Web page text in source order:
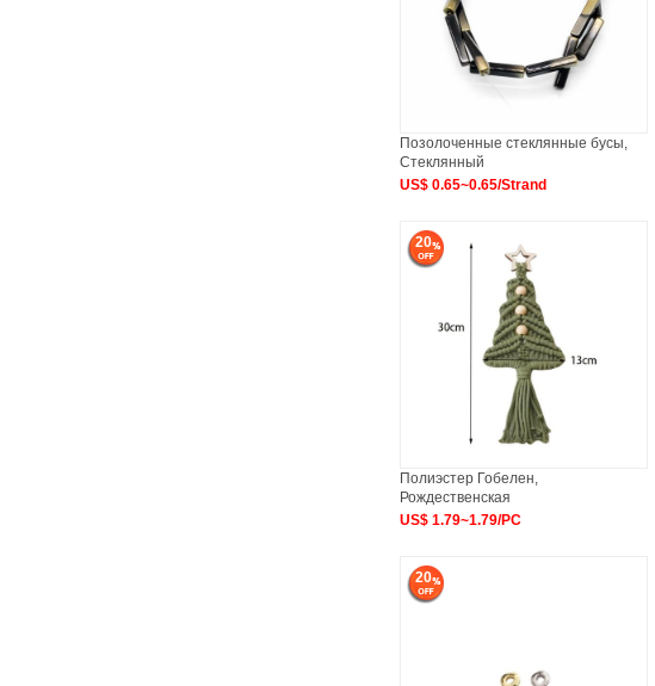
Позолоченные стеклянные бусы,
Стеклянный
US$ 0.65~0.65/Strand
20
Полиэстер Гобелен,
Рождественская
US$ 1.79~1.79/PC
20